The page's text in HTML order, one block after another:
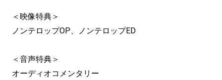
＜映像特典＞
ノンテロップOP、ノンテロップED
＜音声特典＞
オーディオコメンタリー